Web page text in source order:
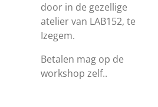
door in de gezellige
atelier van LAB152, te
Izegem.
Betalen mag op de
workshop zelf..